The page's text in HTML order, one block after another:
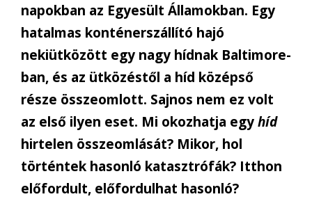
napokban az Egyesült Államokban. Egy
hatalmas konténerszállító hajó
nekiütközött egy nagy hídnak Baltimore-
ban, és az ütközéstől a híd középső
része összeomlott. Sajnos nem ez volt
az első ilyen eset. Mi okozhatja egyhíd
hirtelen összeomlását? Mikor, hol
történtek hasonló katasztrófák? Itthon
előfordult, előfordulhat hasonló?